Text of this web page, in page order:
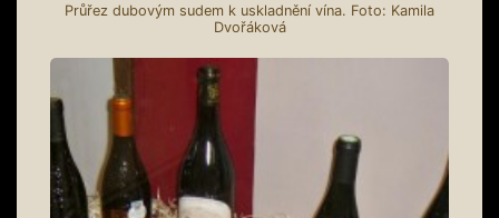
Průřez dubovým sudem k uskladnění vína. Foto: Kamila
Dvořáková